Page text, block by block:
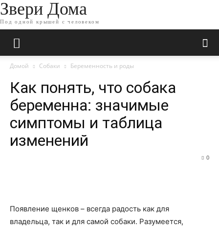
Звери Дома
Под одной крышей с человеком
Домой Собаки Беременность и роды
Как понять, что собака
беременна: значимые
симптомы и таблица
изменений
0
Появление щенков – всегда радость как для
владельца, так и для самой собаки. Разумеется,